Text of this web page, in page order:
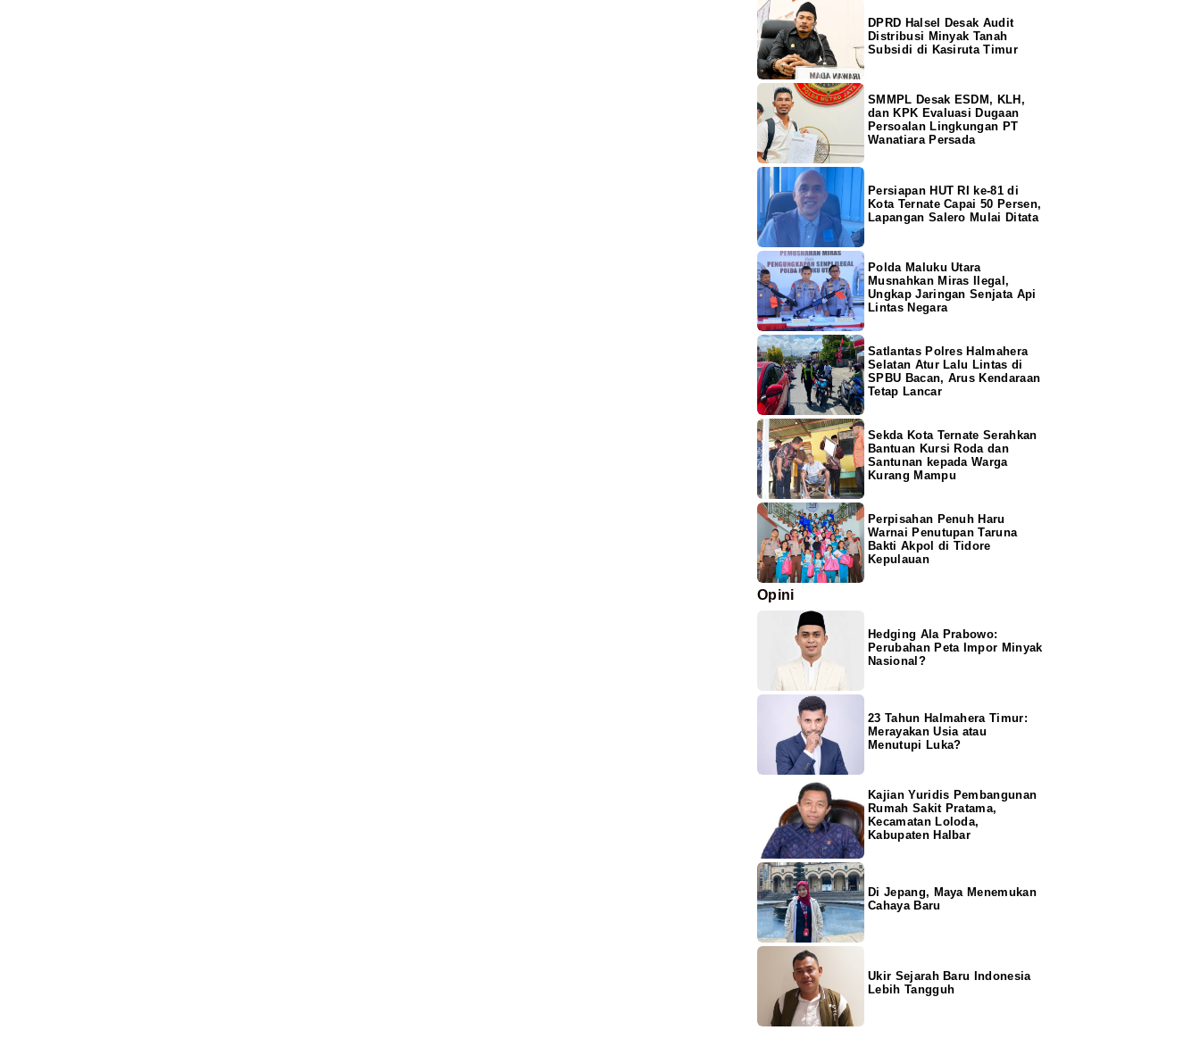
DPRD Halsel Desak Audit
Distribusi Minyak Tanah
Subsidi di Kasiruta Timur
SMMPL Desak ESDM, KLH,
dan KPK Evaluasi Dugaan
Persoalan Lingkungan PT
Wanatiara Persada
Persiapan HUT RI ke-81 di
Kota Ternate Capai 50 Persen,
Lapangan Salero Mulai Ditata
Polda Maluku Utara
Musnahkan Miras Ilegal,
Ungkap Jaringan Senjata Api
Lintas Negara
Satlantas Polres Halmahera
Selatan Atur Lalu Lintas di
SPBU Bacan, Arus Kendaraan
Tetap Lancar
Sekda Kota Ternate Serahkan
Bantuan Kursi Roda dan
Santunan kepada Warga
Kurang Mampu
Perpisahan Penuh Haru
Warnai Penutupan Taruna
Bakti Akpol di Tidore
Kepulauan
Opini
Hedging Ala Prabowo:
Perubahan Peta Impor Minyak
Nasional?
23 Tahun Halmahera Timur:
Merayakan Usia atau
Menutupi Luka?
Kajian Yuridis Pembangunan
Rumah Sakit Pratama,
Kecamatan Loloda,
Kabupaten Halbar
Di Jepang, Maya Menemukan
Cahaya Baru
Ukir Sejarah Baru Indonesia
Lebih Tangguh